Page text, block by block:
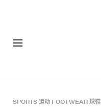
SPORTS 运动 FOOTWEAR 球鞋